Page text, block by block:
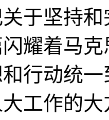
于坚持
耀着马
行动统
大工作的